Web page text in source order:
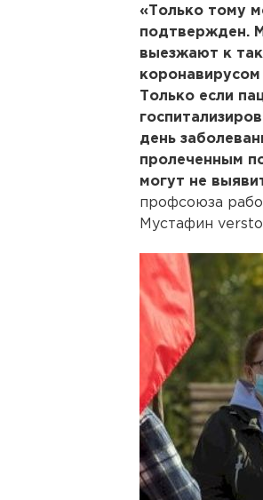
«Только тому
подтвержден.
выезжают к
коронавирусом
Только если
день
пролеченным
могут не
профсоюза
Мустафин